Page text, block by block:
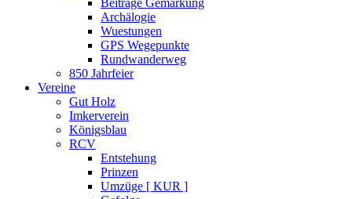
Beiträge Gemarkung
Archälogie
Wuestungen
GPS Wegepunkte
Rundwanderweg
850 Jahrfeier
Vereine
Gut Holz
Imkerverein
Königsblau
RCV
Entstehung
Prinzen
Umzüge [ KUR ]